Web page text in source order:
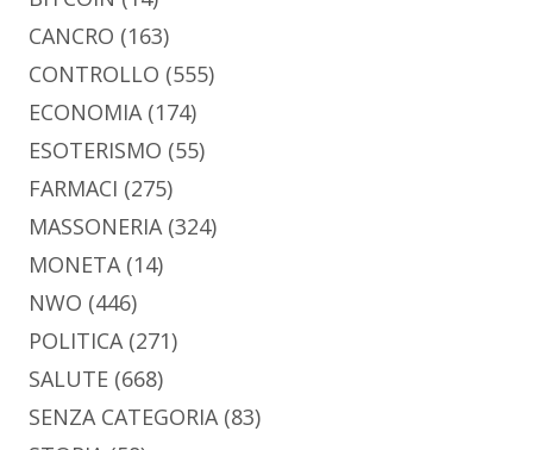
CANCRO (163)
CONTROLLO (555)
ECONOMIA(174)
ESOTERISMO (55)
FARMACI (275)
MASSONERIA(324)
MONETA(14)
NWO (446)
POLITICA(271)
SALUTE (668)
SENZA CATEGORIA(83)